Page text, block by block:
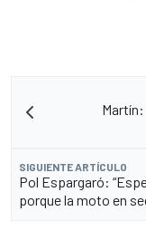
SIGUIENTE ARTÍCULO
Pol Espargaró:
porque la moto en